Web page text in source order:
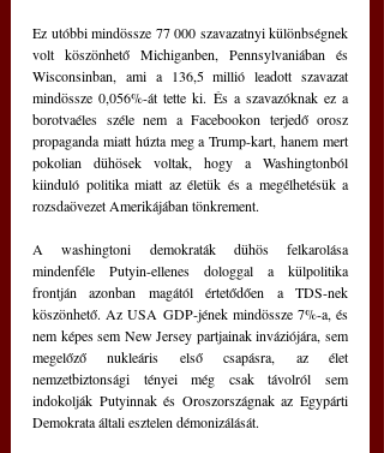
Ez utóbbi mindössze 77 000 szavazatnyi különbségnek
volt köszönhető Michiganben, Pennsylvaniában és
Wisconsinban, ami a 136,5 millió leadott szavazat
mindössze 0,056%-át tette ki. És a szavazóknak ez a
borotvaéles széle nem a Facebookon terjedő orosz
propaganda miatt húzta meg a Trump-kart, hanem mert
pokolian dühösek voltak, hogy a Washingtonból
kiinduló politika miatt az életük és a megélhetésük a
rozsdaövezet Amerikájában tönkrement.
A washingtoni demokraták dühös felkarolása
mindenféle Putyin-ellenes dologgal a külpolitika
frontján azonban magától értetődően a TDS-nek
köszönhető. Az USA GDP-jének mindössze 7%-a, és
nem képes sem New Jersey partjainak inváziójára, sem
megelőző nukleáris első csapásra, az élet
nemzetbiztonsági tényei még csak távolról sem
indokolják Putyinnak és Oroszországnak az Egypárti
Demokrata általi esztelen démonizálását.